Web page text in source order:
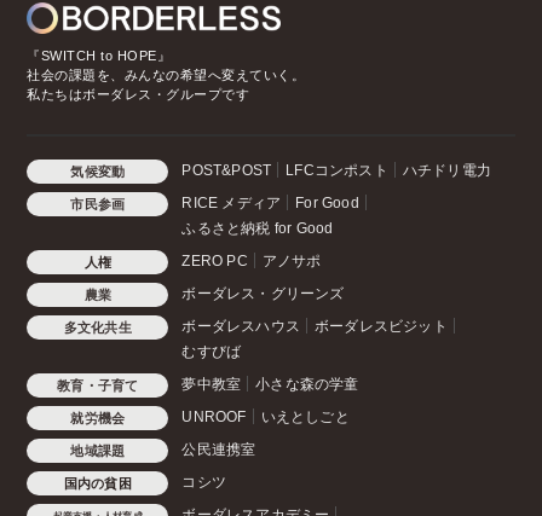
『SWITCH to HOPE』
社会の課題を、みんなの希望へ変えていく。
私たちはボーダレス・グループです
気候変動 POST&POST LFCコンポスト ハチドリ電力
市民参画 RICE メディア
For Good
ふるさと納税 for Good
人権 ZERO PC アノサポ
農業 ボーダレス・グリーンズ
多文化共生 ボーダレスハウス
ボーダレスビジット
むすびば
教育・子育て 夢中教室 小さな森の学童
就労機会 UNROOF いえとしごと
地域課題 公民連携室
国内の貧困 コシツ